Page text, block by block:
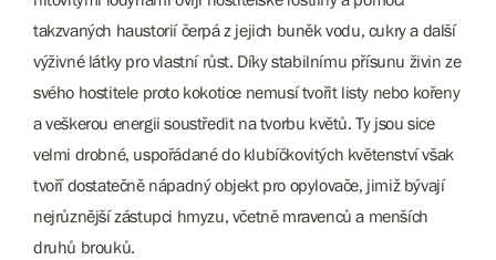
takzvaných haustorií čerpá z jejich buněk vodu, cukry a další
výživné látky pro vlastní růst. Díky stabilnímu přísunu živin ze
svého hostitele proto kokotice nemusí tvořit listy nebo kořeny
a veškerou energii soustředit na tvorbu květů. Ty jsou sice
velmi drobné, uspořádané do klubíčkovitých květenství však
tvoří dostatečně nápadný objekt pro opylovače, jimiž bývají
nejrůznější zástupci hmyzu, včetně mravenců a menších
druhů brouků.